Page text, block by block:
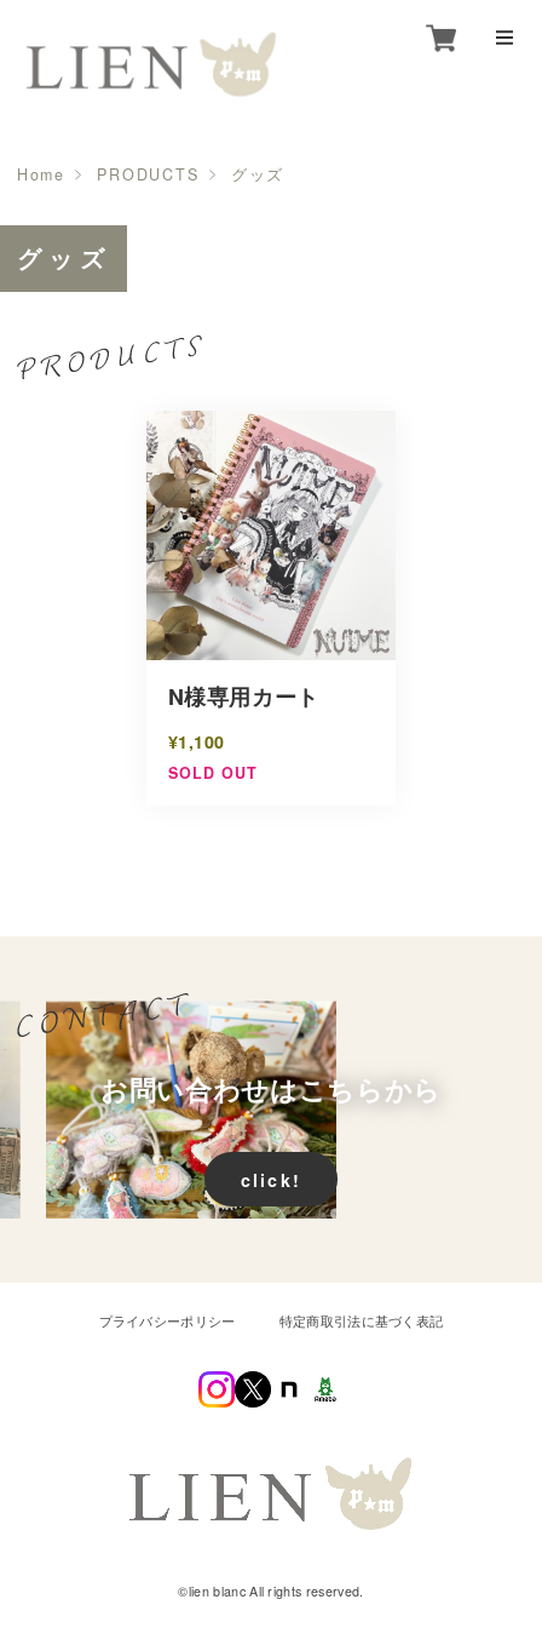
Home PRODUCTS グッズ
グッズ
N様専用カート
¥1,100
SOLD OUT
お問い合わせはこちらから
click!
プライバシーポリシー 特定商取引法に基づく表記
©︎lien blanc All rights reserved.